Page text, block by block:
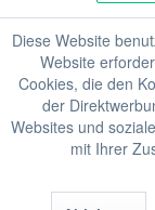
Diese Website
Website
Cookies, die den
der
Websites und
mit Ihrer